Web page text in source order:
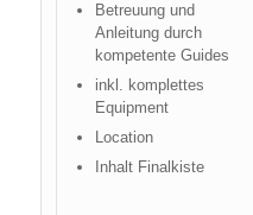
Betreuung und
Anleitung durch
kompetente Guides
inkl. komplettes
Equipment
Location
Inhalt Finalkiste